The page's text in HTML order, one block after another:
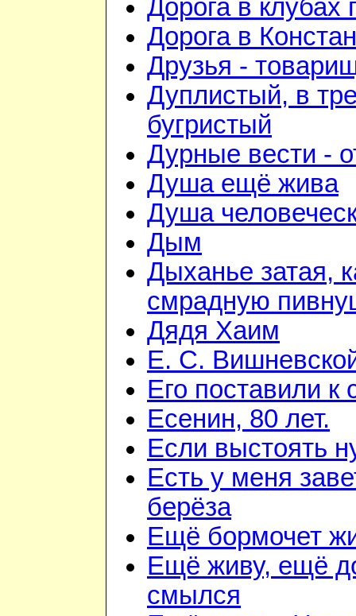
Дорога в клубах
Дорога в
Друзья -
Дуплистый, в
бугристый
Дурные вести -
Душа ещё жива
Душа
Дым
Дыханье затая,
смрадную
Дядя Хаим
Е. С.
Его поставили к
Есенин, 80 лет.
Если выстоять
Есть у меня
берёза
Ещё бормочет
Ещё живу, ещё
смылся